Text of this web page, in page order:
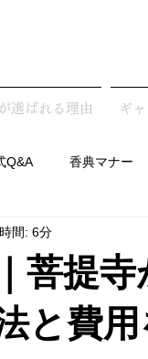
選ばれる理由 ギ
Q&A 香典マナー
菩提
と費
間: 6分